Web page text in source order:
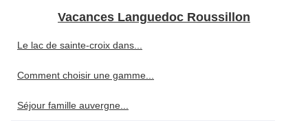
Vacances Languedoc Roussillon
Le lac de sainte-croix dans...
Comment choisir une gamme...
Séjour famille auvergne...